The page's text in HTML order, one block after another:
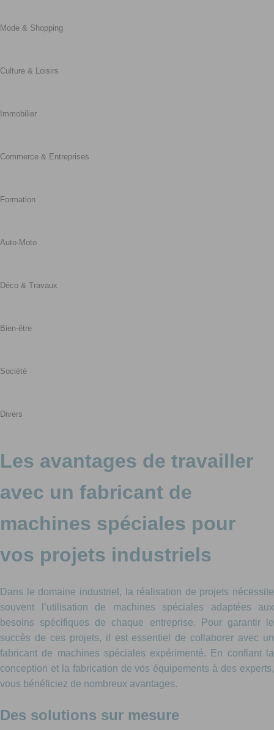
Mode & Shopping
Culture & Loisirs
Immobilier
Commerce & Entreprises
Formation
Auto-Moto
Déco & Travaux
Bien-être
Société
Divers
Les avantages de travailler
avec un fabricant de
machines spéciales pour
vos projets industriels
Dans le domaine industriel, la réalisation de projets nécessite
souvent l’utilisation de machines spéciales adaptées aux
besoins spécifiques de chaque entreprise. Pour garantir le
succès de ces projets, il est essentiel de collaborer avec un
fabricant de machines spéciales expérimenté. En confiant la
conception et la fabrication de vos équipements à des experts,
vous bénéficiez de nombreux avantages.
Des solutions sur mesure